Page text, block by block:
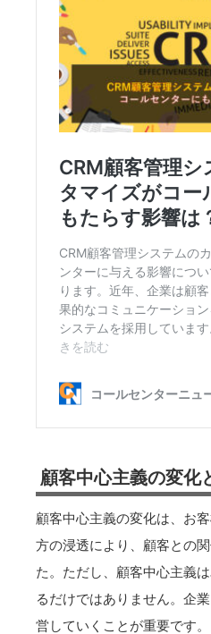
顧客中心主義の変化
顧客中心主義の変化は、お
方の浸透により、顧客との
た。ただし、顧客中心主義
るだけではありません。企
営していくことが重要です。